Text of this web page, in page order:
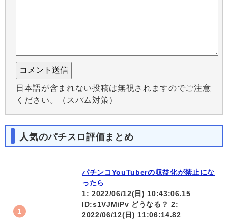
日本語が含まれない投稿は無視されますのでご注意
ください。（スパム対策）
人気のパチスロ評価まとめ
パチンコYouTuberの収益化が禁止にな
ったら
1: 2022/06/12(日) 10:43:06.15
ID:s1VJMiPv どうなる？ 2:
2022/06/12(日) 11:06:14.82